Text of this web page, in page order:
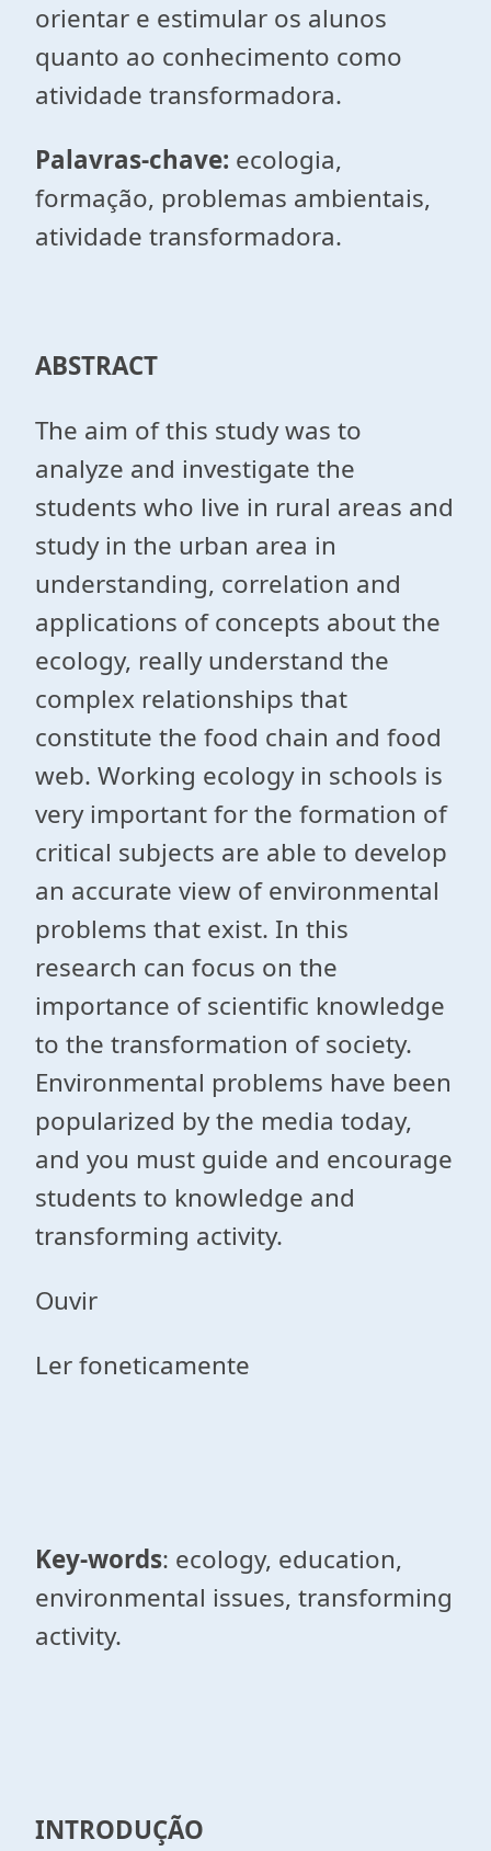
orientar e estimular os alunos
quanto ao conhecimento como
atividade transformadora.
Palavras-chave: ecologia,
formação, problemas ambientais,
atividade transformadora.
ABSTRACT
The aim of this study was to
analyze and investigate the
students who live in rural areas and
study in the urban area in
understanding, correlation and
applications of concepts about the
ecology, really understand the
complex relationships that
constitute the food chain and food
web. Working ecology in schools is
very important for the formation of
critical subjects are able to develop
an accurate view of environmental
problems that exist. In this
research can focus on the
importance of scientific knowledge
to the transformation of society.
Environmental problems have been
popularized by the media today,
and you must guide and encourage
students to knowledge and
transforming activity.
Ouvir
Ler foneticamente
Key-words: ecology, education,
environmental issues, transforming
activity.
INTRODUÇÃO